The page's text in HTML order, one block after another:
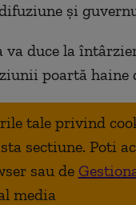
și
va duce la
poartă haine
tale privind
sectiune. Poti
sau de
media